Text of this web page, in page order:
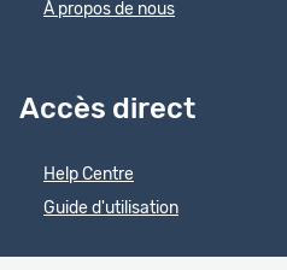
À propos de nous
Accès direct
Help Centre
Guide d'utilisation